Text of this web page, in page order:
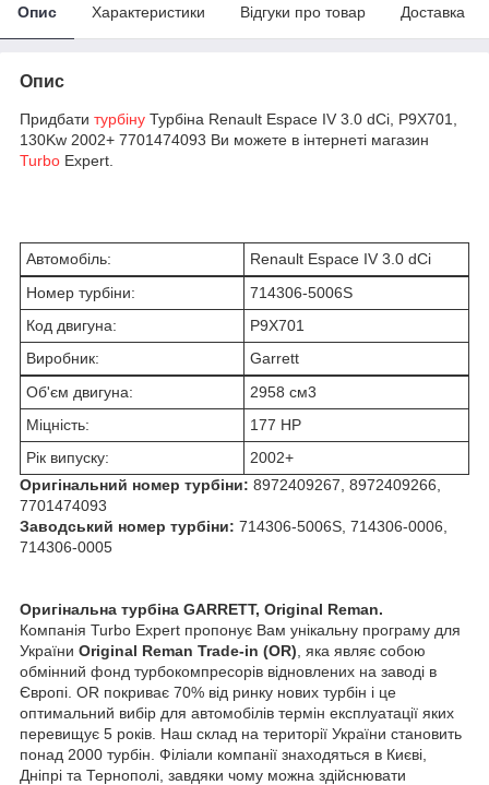
Опис Характеристики Відгуки про товар Доставка
Опис
Придбати турбіну Турбіна Renault Espace IV 3.0 dCi, P9X701,
130Kw 2002+ 7701474093 Ви можете в інтернеті магазин
Turbo Expert.
Автомобіль:
Renault Espace IV 3.0 dCi
Номер турбіни:
714306-5006S
Код двигуна:
P9X701
Виробник:
Garrett
Об'єм двигуна:
2958 см3
Міцність:
177 HP
Рік випуску:
2002+
Оригінальний номер турбіни: 8972409267, 8972409266,
7701474093
Заводський номер турбіни: 714306-5006S, 714306-0006,
714306-0005
Оригінальна турбіна GARRETT, Original Reman.
Компанія Turbo Expert пропонує Вам унікальну програму для
України Original Reman Trade-in (OR) , яка являє собою
обмінний фонд турбокомпресорів відновлених на заводі в
Європі. OR покриває 70% від ринку нових турбін і це
оптимальний вибір для автомобілів термін експлуатації яких
перевищує 5 років. Наш склад на території України становить
понад 2000 турбін. Філіали компанії знаходяться в Києві,
Дніпрі та Тернополі, завдяки чому можна здійснювати